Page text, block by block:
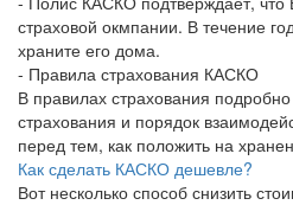
страховой окмпании. В течение
храните его дома.
- Правила страхования КАСКО
В правилах страхования
страхования и порядок
перед тем, как положить на
Как сделать КАСКО дешевле?
Вот несколько способ снизить